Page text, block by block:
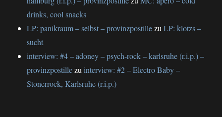
drinks, cool snacks
LP: panikraum – selbst – provinzpostillezuLP: klotzs –
sucht
interview: #4 – adoney – psych-rock – karlsruhe (r.i.p.) –
provinzpostillezuinterview: #2 – Electro Baby –
Stonerrock, Karlsruhe (r.i.p.)